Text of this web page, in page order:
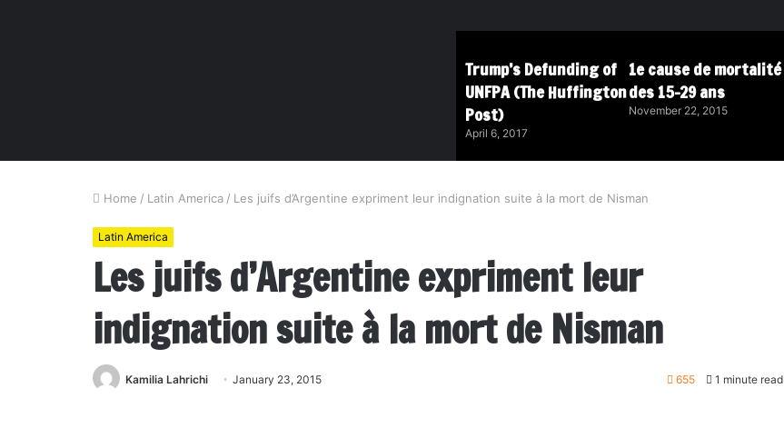
Trump’s Defunding of
UNFPA (The Huffington
Post)
April 6, 2017
1e cause de mortalité
des 15-29 ans
November 22, 2015
Home / Latin America / Les juifs d’Argentine expriment leur indignation suite à la mort de Nisman
Latin America
Les juifs d’Argentine expriment leur
indignation suite à la mort de Nisman
Kamilia Lahrichi January 23, 2015 655 1 minute read